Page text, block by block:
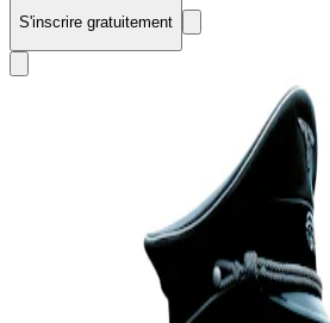
S'inscrire gratuitement